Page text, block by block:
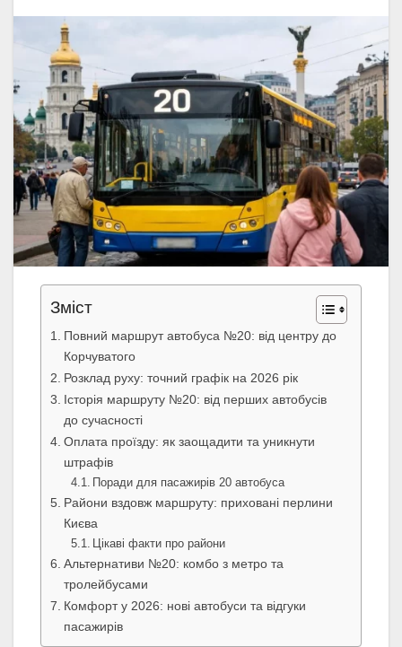
Зміст
Повний маршрут автобуса №20: від центру до
Корчуватого
Розклад руху: точний графік на 2026 рік
Історія маршруту №20: від перших автобусів
до сучасності
Оплата проїзду: як заощадити та уникнути
штрафів
Поради для пасажирів 20 автобуса
Райони вздовж маршруту: приховані перлини
Києва
Цікаві факти про райони
Альтернативи №20: комбо з метро та
тролейбусами
Комфорт у 2026: нові автобуси та відгуки
пасажирів